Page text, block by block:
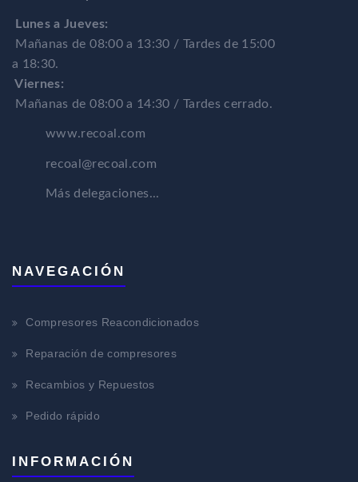
Lunes a Jueves:
Mañanas de 08:00 a 13:30 / Tardes de 15:00
a 18:30.
Viernes:
Mañanas de 08:00 a 14:30 / Tardes cerrado.
www.recoal.com
recoal@recoal.com
Más delegaciones...
NAVEGACIÓN
Compresores Reacondicionados
Reparación de compresores
Recambios y Repuestos
Pedido rápido
INFORMACIÓN